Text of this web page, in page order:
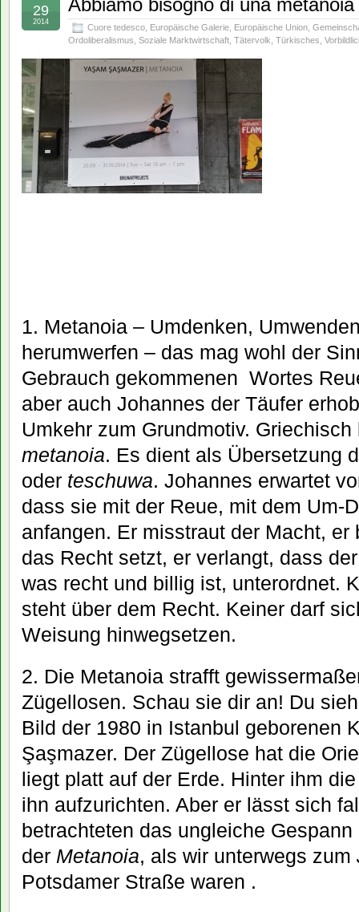
Abbiamo bisogno di una
Cuore tedesco Europäische Galerie Europäische Union
Ordoliberalismus Soziale Marktwirtschaft Tätervolk Türkisches
29
2014
1. Metanoia – Umdenken,
herumwerfen – das mag wohl der
Gebrauch gekommenen Wortes
aber auch Johannes der Täufer
Umkehr zum Grundmotiv.
metanoia. Es dient als Übersetzung
oder teschuwa. Johannes erwartet
dass sie mit der Reue, mit dem Um-
anfangen. Er misstraut der Macht,
das Recht setzt, er verlangt, dass
was recht und billig ist, unterordnet.
steht über dem Recht. Keiner darf
Weisung hinwegsetzen.
2. Die Metanoia strafft
Zügellosen. Schau sie dir an! Du
Bild der 1980 in Istanbul geborenen
Şaşmazer. Der Zügellose hat die
liegt platt auf der Erde. Hinter ihm
ihn aufzurichten. Aber er lässt sich
betrachteten das ungleiche
der Metanoia, als wir unterwegs zum
Potsdamer Straße waren .